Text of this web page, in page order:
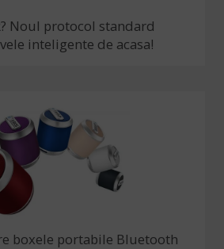
Noul protocol standard
inteligente de acasa!
boxele portabile Bluetooth